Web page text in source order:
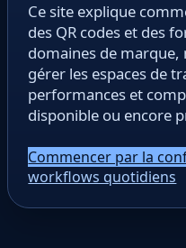
Ce site explique
des QR codes et des
domaines de marque,
gérer les espaces de
performances et
disponible ou encore
Commencer par la
workflows quotidiens